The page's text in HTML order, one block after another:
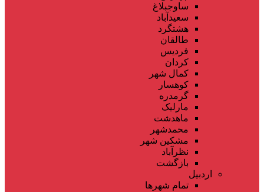
ساوجبلاغ
سعیدآباد
هشتگرد
طالقان
فردیس
کردان
کمال شهر
کوهسار
گرمدره
مارلیک
ماهدشت
محمدشهر
مشکین شهر
نظرآباد
بازگشت
اردبیل
تمام شهر‌ها